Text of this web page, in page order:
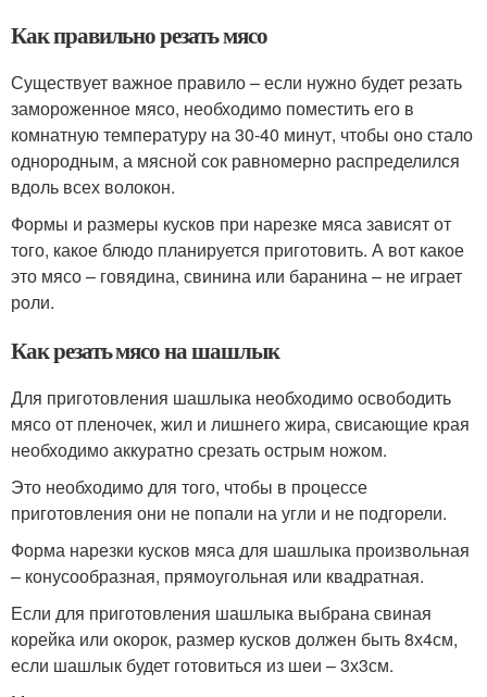
Как правильно резать мясо
Существует важное правило – если нужно будет резать
замороженное мясо, необходимо поместить его в
комнатную температуру на 30-40 минут, чтобы оно стало
однородным, а мясной сок равномерно распределился
вдоль всех волокон.
Формы и размеры кусков при нарезке мяса зависят от
того, какое блюдо планируется приготовить. А вот какое
это мясо – говядина, свинина или баранина – не играет
роли.
Как резать мясо на шашлык
Для приготовления шашлыка необходимо освободить
мясо от пленочек, жил и лишнего жира, свисающие края
необходимо аккуратно срезать острым ножом.
Это необходимо для того, чтобы в процессе
приготовления они не попали на угли и не подгорели.
Форма нарезки кусков мяса для шашлыка произвольная
– конусообразная, прямоугольная или квадратная.
Если для приготовления шашлыка выбрана свиная
корейка или окорок, размер кусков должен быть 8х4см,
если шашлык будет готовиться из шеи – 3х3см.